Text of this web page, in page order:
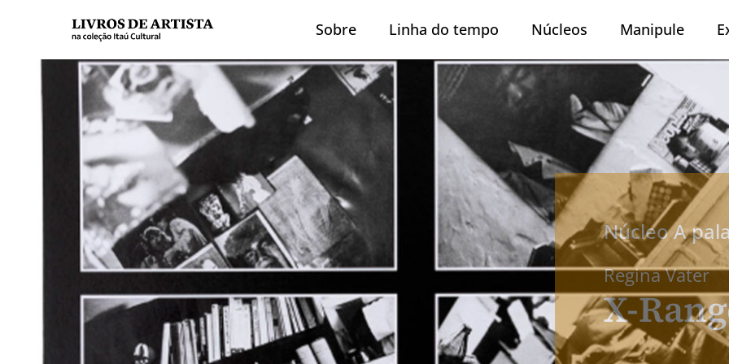
Sobre Linha do tempo Núcleos Manipule
Núcleo A
Regina Vater
X-